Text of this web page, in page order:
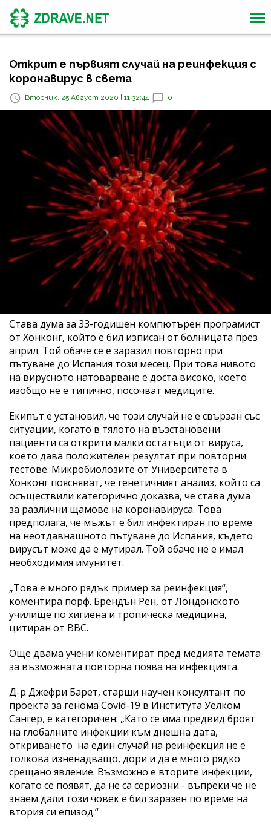
Открит е първият случай на реинфекция с
коронавирус в света
Вторник, 25 Август 2020 | 11:32:44 0
Става дума за 33-годишен компютърен програмист
от Хонконг, който е бил изписан от болницата през
април. Той обаче се е заразил повторно при
пътуване до Испания този месец. При това нивото
на вирусното натоварване е доста високо, което
изобщо не е типично, посочват медиците.
Екипът е установил, че този случай не е свързан със
ситуации, когато в тялото на възстановени
пациенти са открити малки остатъци от вируса,
което дава положителен резултат при повторни
тестове. Микробиолозите от Университета в
Хонконг поясняват, че генетичният анализ, който са
осъществили категорично доказва, че става дума
за различни щамове на коронавируса. Това
предполага, че мъжът е бил инфектиран по време
на неотдавнашното пътуване до Испания, където
вирусът може да е мутирал. Той обаче не е имал
необходимия имунитет.
„Това е много рядък пример за реинфекция“,
коментира порф. Брендън Рен, от Лондонското
училище по хигиена и тропическа медицина,
цитиран от BBC.
Още двама учени коментират пред медията темата
за възможната повторна поява на инфекцията.
Д-р Джефри Барет, старши научен консултант по
проекта за генома Covid-19 в Института Уелком
Сангер, е категоричен: „Като се има предвид броят
на глобалните инфекции към днешна дата,
откриването на един случай на реинфекция не е
толкова изненадващо, дори и да е много рядко
срещано явление. Възможно е вторите инфекции,
когато се появят, да не са сериозни - въпреки че не
знаем дали този човек е бил заразен по време на
втория си епизод.“